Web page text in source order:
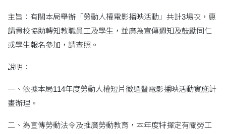
主旨：有關本局舉辦「勞動人權電影播映活動」共計3場次，惠
請貴校協助轉知教職員工及學生，並廣為宣傳週知及鼓勵同仁
或學生報名參加，請查照。
說明：
一、依據本局114年度勞動人權短片徵選暨電影播映活動實施計
畫辦理。
二、為宣傳勞動法令及推廣勞動教育，本年度特擇定有關勞工